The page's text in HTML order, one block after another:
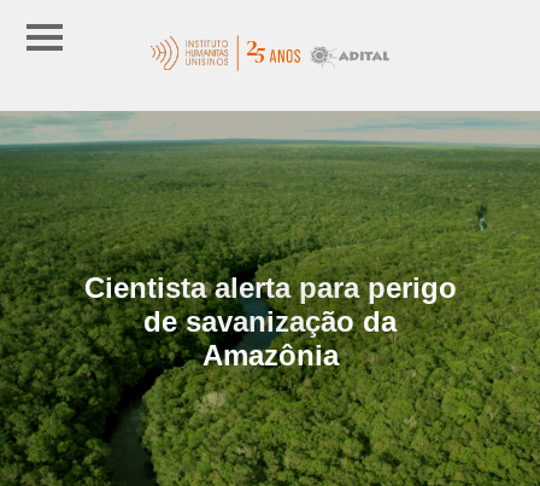
Cientista alerta para perigo
de savanização da
Amazônia